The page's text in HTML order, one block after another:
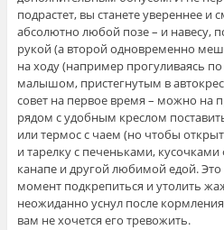
подрастет, вы станете увереннее и
абсолютно любой позе – и навесу,
рукой (а второй одновременно
на ходу (например прогуливаясь
малышом, пристегнутым в
совет на первое время – можно на
рядом с удобным креслом
или термос с чаем (но чтобы
и тарелку с печеньками,
канапе и другой любимой едой.
момент подкрепиться и утолить
неожиданно уснул после
вам не хочется его тревожить.